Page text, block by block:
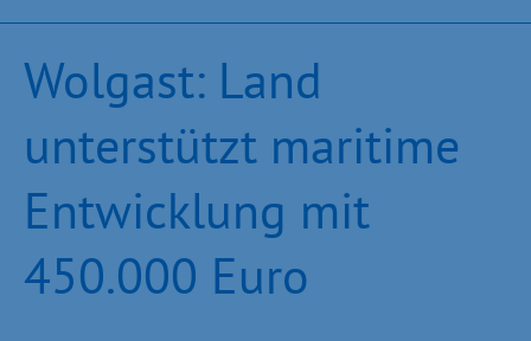
Wolgast: Land
unterstützt maritime
Entwicklung mit
450.000 Euro